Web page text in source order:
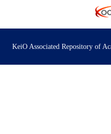
KeiO Associated Repository of